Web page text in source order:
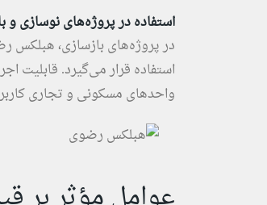
استفاده در پروژه‌های نوسازی و
در پروژه‌های بازسازی، هبلکس
واحدهای مسکونی و تجاری